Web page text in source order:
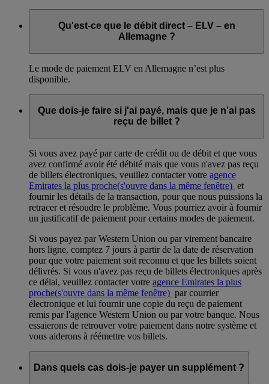
Qu'est-ce que le débit direct – ELV – en
Allemagne ?
Le mode de paiement ELV en Allemagne n’est plus
disponible.
Que dois-je faire si j'ai payé, mais que je n'ai pas
reçu de billet ?
Si vous avez payé par carte de crédit ou de débit et que vous
avez confirmé avoir été débité mais que vous n'avez pas reçu
de billets électroniques, veuillez contacter votre agence
Emirates la plus proche(s'ouvre dans la même fenêtre) et
fournir les détails de la transaction, pour que nous puissions la
retracer et résoudre le problème. Vous pourriez avoir à fournir
un justificatif de paiement pour certains modes de paiement.
Si vous payez par Western Union ou par virement bancaire
hors ligne, comptez 7 jours à partir de la date de réservation
pour que votre paiement soit reconnu et que les billets soient
délivrés. Si vous n'avez pas reçu de billets électroniques après
ce délai, veuillez contacter votre agence Emirates la plus
proche(s'ouvre dans la même fenêtre) par courrier
électronique et lui fournir une copie du reçu de paiement
remis par l'agence Western Union ou par votre banque. Nous
essaierons de retrouver votre paiement dans notre système et
vous aiderons à réémettre vos billets.
Dans quels cas dois-je payer un supplément ?